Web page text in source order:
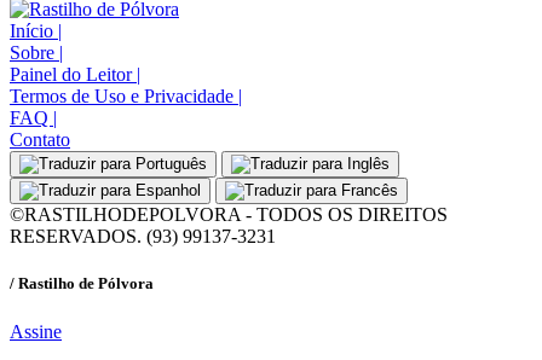
Início |
Sobre |
Painel do Leitor |
Termos de Uso e Privacidade |
FAQ |
Contato
©RASTILHODEPOLVORA - TODOS OS DIREITOS
RESERVADOS. (93) 99137-3231
/ Rastilho de Pólvora
Assine